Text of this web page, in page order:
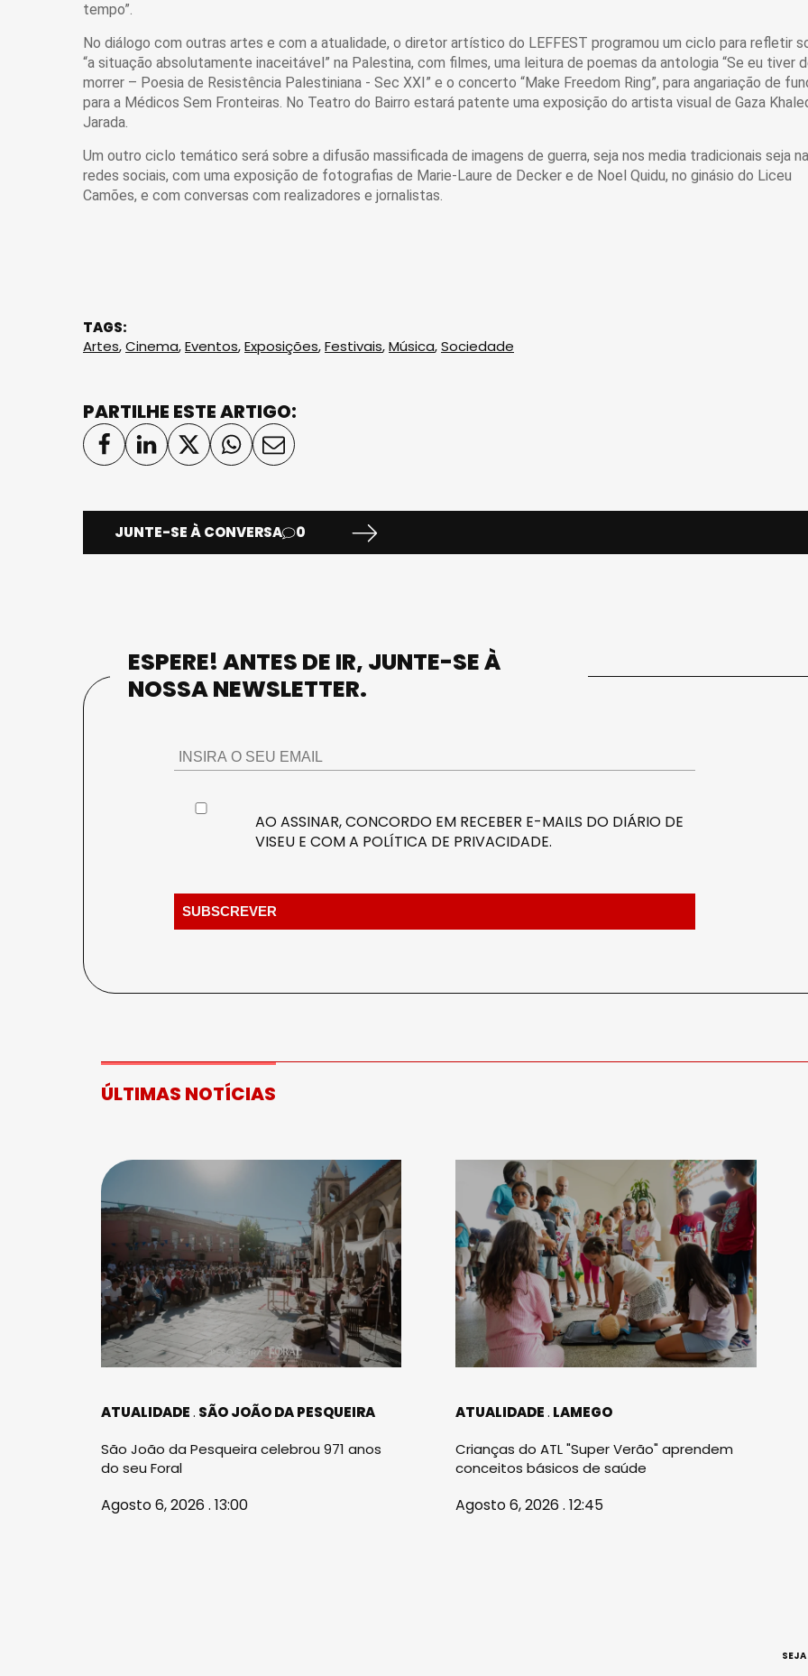
tempo”.
No diálogo com outras artes e com a atualidade, o diretor artístico do LEFFEST programou um ciclo para refletir
“a situação absolutamente inaceitável” na Palestina, com filmes, uma leitura de poemas da antologia “Se eu tiver
morrer – Poesia de Resistência Palestiniana - Sec XXI” e o concerto “Make Freedom Ring”, para angariação de
para a Médicos Sem Fronteiras. No Teatro do Bairro estará patente uma exposição do artista visual de Gaza
Jarada.
Um outro ciclo temático será sobre a difusão massificada de imagens de guerra, seja nos media tradicionais seja
redes sociais, com uma exposição de fotografias de Marie-Laure de Decker e de Noel Quidu, no ginásio do Liceu
Camões, e com conversas com realizadores e jornalistas.
TAGS:
Artes,Cinema,Eventos,Exposições,Festivais,Música,Sociedade
PARTILHE ESTE ARTIGO:
JUNTE-SE À CONVERSA 0
ESPERE! ANTES DE IR, JUNTE-SE À
NOSSA NEWSLETTER.
AO ASSINAR, CONCORDO EM RECEBER E-MAILS DO DIÁRIO DE
VISEU E COM A POLÍTICA DE PRIVACIDADE.
ÚLTIMAS NOTÍCIAS
ATUALIDADE SÃO JOÃO DA PESQUEIRA
São João da Pesqueira celebrou 971 anos
do seu Foral
Agosto 6, 2026 . 13:00
ATUALIDADE LAMEGO
Crianças do ATL "Super Verão" aprendem
conceitos básicos de saúde
Agosto 6, 2026 . 12:45